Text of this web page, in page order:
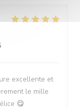
excellente et
le mille
😋